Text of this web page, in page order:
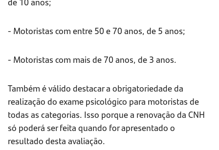
- Motoristas com entre 50 e 70 anos, de 5 anos;
- Motoristas com mais de 70 anos, de 3 anos.
Também é válido destacar a obrigatoriedade da
realização do exame psicológico para motoristas de
todas as categorias. Isso porque a renovação da CNH
só poderá ser feita quando for apresentado o
resultado desta avaliação.